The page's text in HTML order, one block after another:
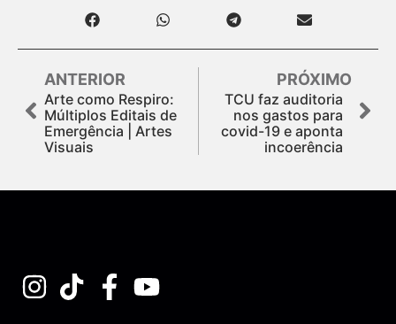
ANTERIOR
Arte como Respiro:
Múltiplos Editais de
Emergência | Artes
Visuais
PRÓXIMO
TCU faz auditoria
nos gastos para
covid-19 e aponta
incoerência